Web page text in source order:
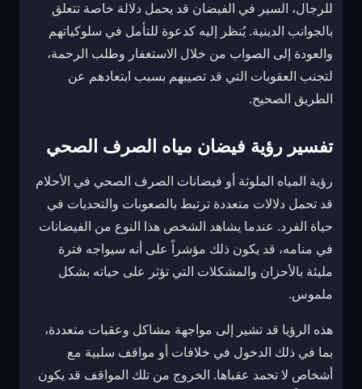
للرجال، السير في الفيضان قد يحمل دلالة خاصة تتعلق
بالجوانب الدينية. يُنظر إليه كدعوة للتأمل في سلوكياتهم
والعودة إلى الصواب من خلال الاستغفار وطلب الرحمة،
لتجنب العقوبات التي قد تصيبهم بسبب ابتعادهم عن
الطريق الصحيح.
تفسير رؤية فيضان مياه الصرف الصحي
رؤية المياه الملوثة أو فيضانات الصرف الصحي في الأحلام
قد تحمل دلالات متعددة ترتبط بالصعوبات والتحديات في
حياة الفرد. عندما يشاهد الشخص هذا النوع من الفيضانات
في منامه، قد يكون ذلك مؤشراً على أنه سيواجه فترة
مليئة بالأحزان والمشكلات التي تؤثر على حياته بشكل
ملموس.
هذه الرؤيا قد تشير إلى مواجهة مشاكل وعقبات متعددة،
بما في ذلك الدخول في خلافات أو مواقف سلبية مع
أشخاص لا تحمد عقباها. الخروج من تلك المواقف قد يكون